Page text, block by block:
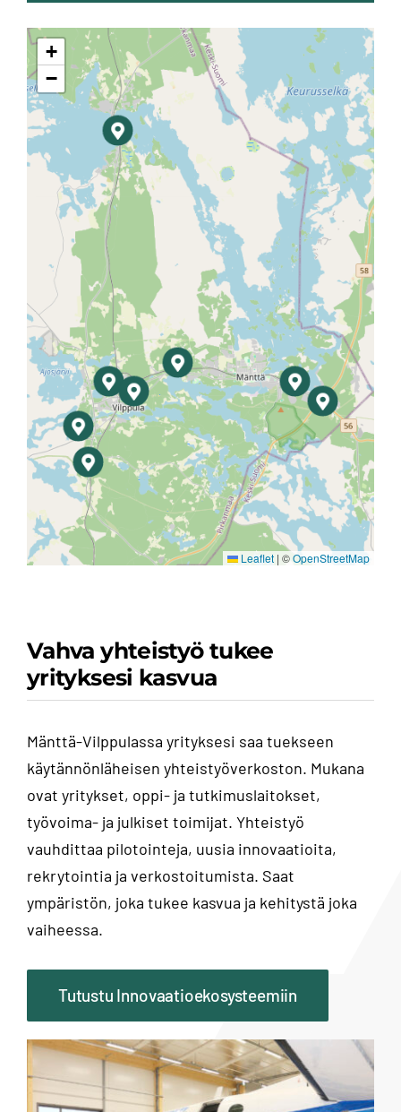
+
−
Leaflet | ©OpenStreetMap
Vahva yhteistyö tukee
yrityksesi kasvua
Mänttä-Vilppulassa yrityksesi saa tuekseen
käytännönläheisen yhteistyöverkoston. Mukana
ovat yritykset, oppi- ja tutkimuslaitokset,
työvoima- ja julkiset toimijat. Yhteistyö
vauhdittaa pilotointeja, uusia innovaatioita,
rekrytointia ja verkostoitumista. Saat
ympäristön, joka tukee kasvua ja kehitystä joka
vaiheessa.
Tutustu Innovaatioekosysteemiin